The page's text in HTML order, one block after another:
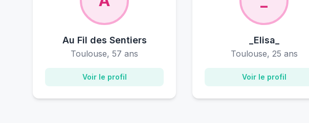
Au Fil des Sentiers
Toulouse, 57 ans
Voir le profil
_Elisa_
Toulouse, 25 ans
Voir le profil